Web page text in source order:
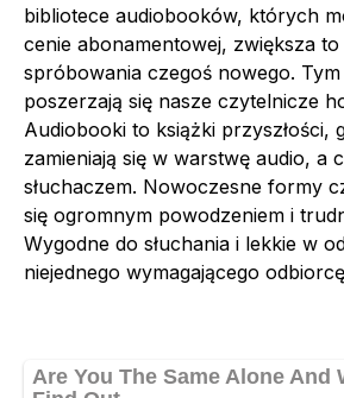
bibliotece audiobooków, których
cenie abonamentowej, zwiększa
spróbowania czegoś nowego.
poszerzają się nasze czytelnicze
Audiobooki to książki przyszłości,
zamieniają się w warstwę audio, a
słuchaczem. Nowoczesne formy
się ogromnym powodzeniem i
Wygodne do słuchania i lekkie w
niejednego wymagającego